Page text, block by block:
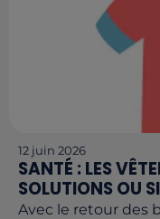
12 juin 2026
SANTÉ : LES
SOLUTIONS OU
Avec le retour des